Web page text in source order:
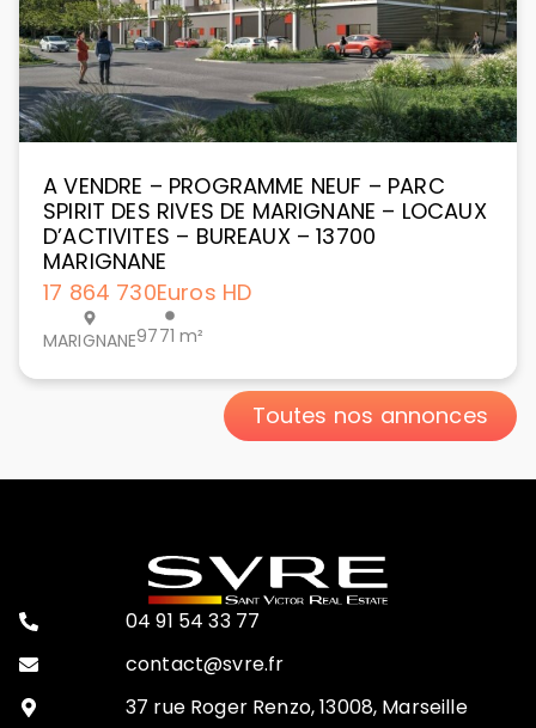
A VENDRE – PROGRAMME NEUF – PARC
SPIRIT DES RIVES DE MARIGNANE – LOCAUX
D’ACTIVITES – BUREAUX – 13700
MARIGNANE
17 864 730Euros HD
MARIGNANE9771 m²
Toutes nos annonces
04 91 54 33 77
contact@svre.fr
37 rue Roger Renzo, 13008, Marseille